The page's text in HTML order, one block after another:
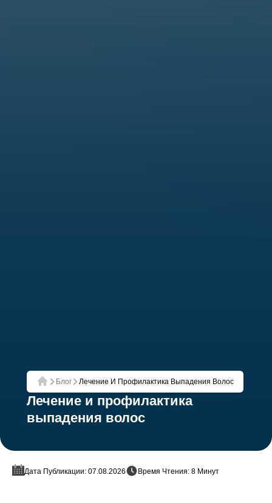
Главная
Блог Лечение И Профилактика Выпадения Волос
Лечение и профилактика
выпадения волос
Дата Публикации: 07.08.2026 Время Чтения: 8 Минут